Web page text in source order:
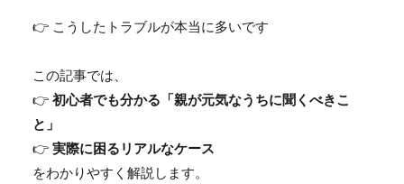
👉 こうしたトラブルが本当に多いです
この記事では、
👉 初心者でも分かる「親が元気なうちに聞くべきこ
と」
👉 実際に困るリアルなケース
をわかりやすく解説します。